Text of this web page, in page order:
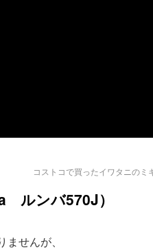
コストコで買ったイワタニのミ
ルンバ570J）
せんが、